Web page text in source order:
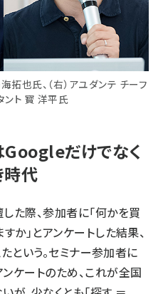
海拓也氏、（右）アユダンテ チーフ
ント 寳 洋平氏
だけでなく
代
た際、参加者に「何かを買
か」とアンケートした結果、
という。セミナー参加者に
ケートのため、これが全国